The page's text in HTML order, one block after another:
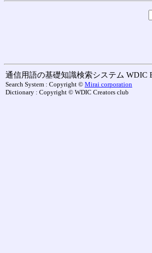
通信用語の基礎知識検索システム WDIC
Search System : Copyright © Mirai corporation
Dictionary : Copyright © WDIC Creators club